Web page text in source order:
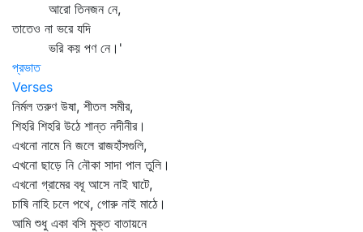
আরো তিনজন নে,
তাতেও না ভরে যদি
ভরি কয় পণ নে।'
প্রভাত
Verses
নির্মল তরুণ উষা, শীতল সমীর,
শিহরি শিহরি উঠে শান্ত নদীনীর।
এখনো নামে নি জলে রাজহাঁসগুলি,
এখনো ছাড়ে নি নৌকা সাদা পাল তুলি।
এখনো গ্রামের বধূ আসে নাই ঘাটে,
চাষি নাহি চলে পথে, গোরু নাই মাঠে।
আমি শুধু একা বসি মুক্ত বাতায়নে